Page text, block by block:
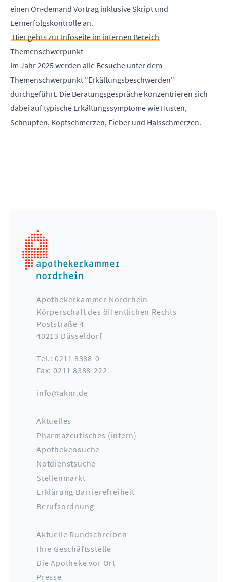
einen On-demand Vortrag inklusive Skript und
Lernerfolgskontrolle an.
Hier gehts zur Infoseite im internen Bereich
Themenschwerpunkt
Im Jahr 2025 werden alle Besuche unter dem
Themenschwerpunkt "Erkältungsbeschwerden"
durchgeführt. Die Beratungsgespräche konzentrieren sich
dabei auf typische Erkältungssymptome wie Husten,
Schnupfen, Kopfschmerzen, Fieber und Halsschmerzen.
Apothekerkammer Nordrhein
Körperschaft des öffentlichen Rechts
Poststraße 4
40213 Düsseldorf
Tel.: 0211 8388-0
Fax: 0211 8388-222
info@aknr.de
Aktuelles
Pharmazeutisches (intern)
Apothekensuche
Notdienstsuche
Stellenmarkt
Erklärung Barrierefreiheit
Berufsordnung
Aktuelle Rundschreiben
Ihre Geschäftsstelle
Die Apotheke vor Ort
Presse